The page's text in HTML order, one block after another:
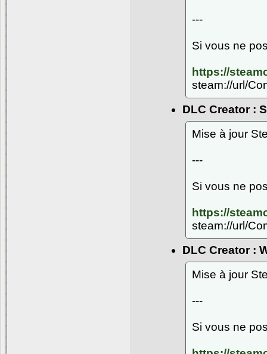
---
Si vous ne
https://
steam://url/
DLC Creator :
Mise à jour
---
Si vous ne
https://
steam://url/
DLC Creator :
Mise à jour
---
Si vous ne